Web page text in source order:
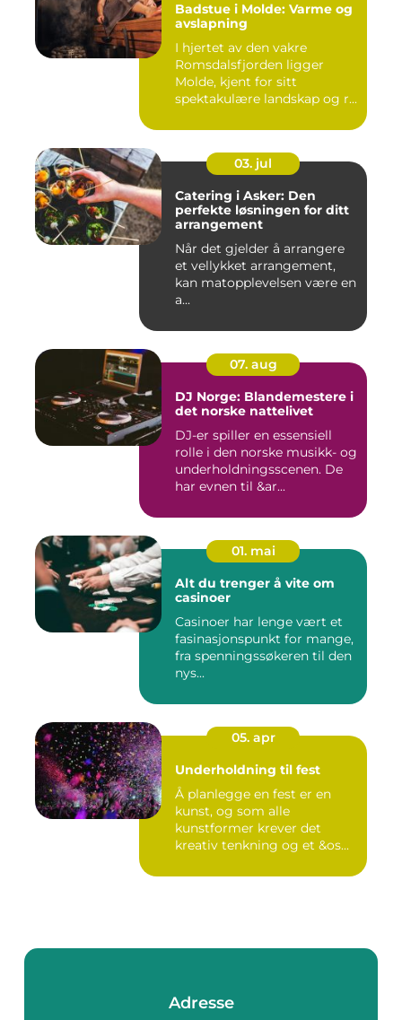
Badstue i Molde: Varme og
avslapning
I hjertet av den vakre
Romsdalsfjorden ligger
Molde, kjent for sitt
spektakulære landskap og r...
03. jul
Catering i Asker: Den
perfekte løsningen for ditt
arrangement
Når det gjelder å arrangere
et vellykket arrangement,
kan matopplevelsen være en
a...
07. aug
DJ Norge: Blandemestere i
det norske nattelivet
DJ-er spiller en essensiell
rolle i den norske musikk- og
underholdningsscenen. De
har evnen til &ar...
01. mai
Alt du trenger å vite om
casinoer
Casinoer har lenge vært et
fasinasjonspunkt for mange,
fra spenningssøkeren til den
nys...
05. apr
Underholdning til fest
Å planlegge en fest er en
kunst, og som alle
kunstformer krever det
kreativ tenkning og et &os...
Adresse